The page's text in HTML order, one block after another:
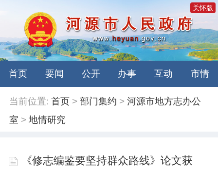
关怀版
首页 要闻 公开 办事 互动 市情
当前位置: 首页 >部门集约 >河源市地方志办公
室 >地情研究
《修志编鉴要坚持群众路线》论文获